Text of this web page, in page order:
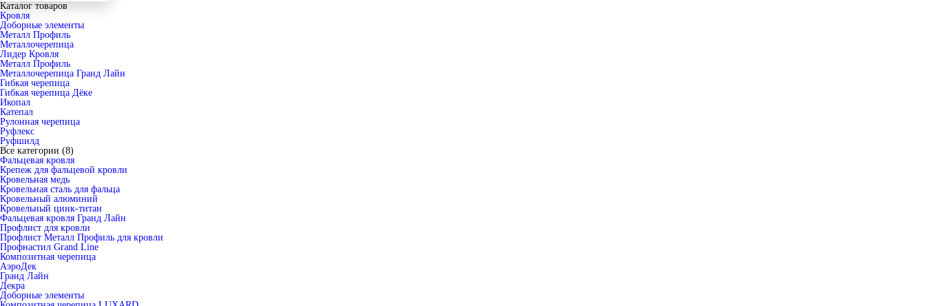
Каталог товаров
Кровля
Доборные элементы
Металл Профиль
Металлочерепица
Лидер Кровля
Металл Профиль
Металлочерепица Гранд Лайн
Гибкая черепица
Гибкая черепица Дёке
Икопал
Катепал
Рулонная черепица
Руфлекс
Руфшилд
Все категории (8)
Фальцевая кровля
Крепеж для фальцевой кровли
Кровельная медь
Кровельная сталь для фальца
Кровельный алюминий
Кровельный цинк-титан
Фальцевая кровля Гранд Лайн
Профлист для кровли
Профлист Металл Профиль для кровли
Профнастил Grand Line
Композитная черепица
АэроДек
Гранд Лайн
Декра
Доборные элементы